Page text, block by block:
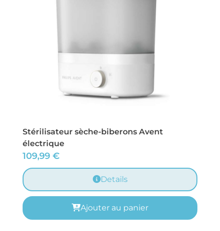
Stérilisateur sèche-biberons Avent
électrique
109,99 €
Details
Ajouter au panier